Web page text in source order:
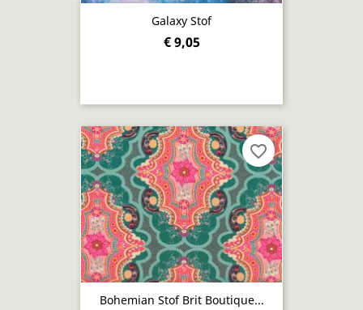
Galaxy Stof
€ 9,05
Bohemian Stof Brit Boutique...
favorite_border